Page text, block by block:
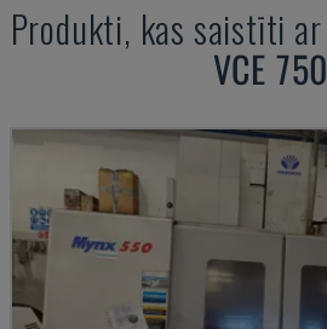
Produkti, kas saistīti ar
VCE 750